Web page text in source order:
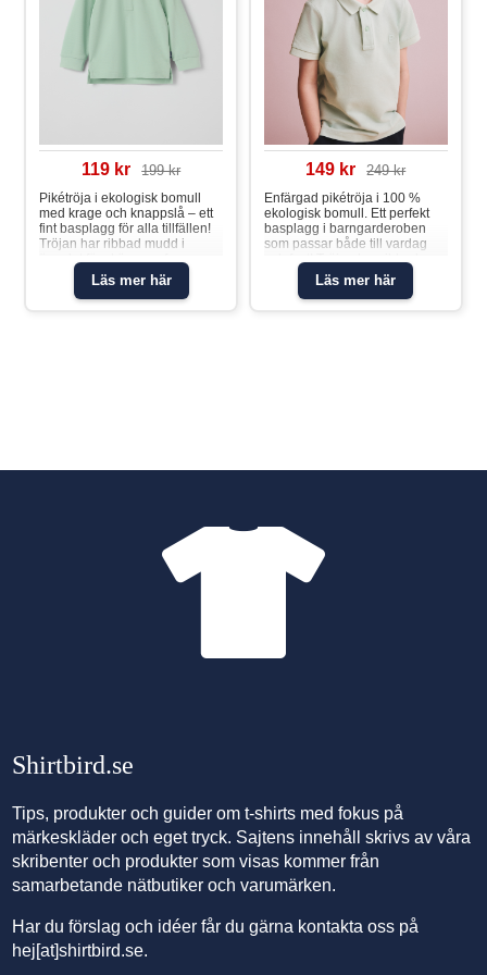
119 kr 199 kr
Läs mer här
Pikétröja i ekologisk bomull
med krage och knappslå – ett
fint basplagg för alla tillfällen!
Tröjan har ribbad mudd i
ärmslut för skön passform.
Plagget går att
syskonmatcha!Långärmad
pikétröja
149 kr 249 kr
Läs mer här
Enfärgad pikétröja i 100 %
ekologisk bomull. Ett perfekt
basplagg i barngarderoben
som passar både till vardag
och fest! Tröjan har ribbad
mudd i ärmslut och mjuk krage
med knappslå fram.Pikétröja
Shirtbird.se
Tips, produkter ochguider om t-shirts med fokus på
märkeskläder och eget tryck. Sajtens innehåll skrivs av våra
skribenter och produkter som visas kommer från
samarbetande nätbutiker ochvarumärken.
Har du förslag och idéer får du gärna kontakta oss på
hej[at]shirtbird.se.